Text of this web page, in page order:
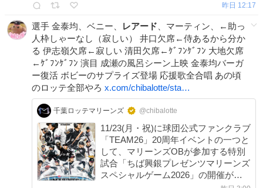
昨日 12:17
選手 金泰均、ベニー、 レアード 、マーティン、←助っ
人枠しゃーなし（寂しい） 井口欠席←侍あるから分か
る 伊志嶺欠席←寂しい 清田欠席←ｹﾞﾌﾝｹﾞﾌﾝ 大地欠席
←ｹﾞﾌﾝｹﾞﾌﾝ 演目 成瀬の風呂シーン上映 金泰均バーガ
ー復活 ボビーのサプライズ登場 応援歌全合唱 あの頃
のロッテ全部やろ x.com/chibalotte/sta…
千葉ロッテマリーンズ @chibalotte
11/23(月・祝)に球団公式ファンクラブ
「TEAM26」20周年イベントの一つと
して、マリーンズOBが参加する特別
試合「ちば興銀プレゼンツマリーンズ
スペシャルゲーム2026」の開催が決